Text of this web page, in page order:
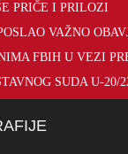
PRIČE I PRILOZI
VAŽNO
FBIH U VEZI
SUDA U-20/